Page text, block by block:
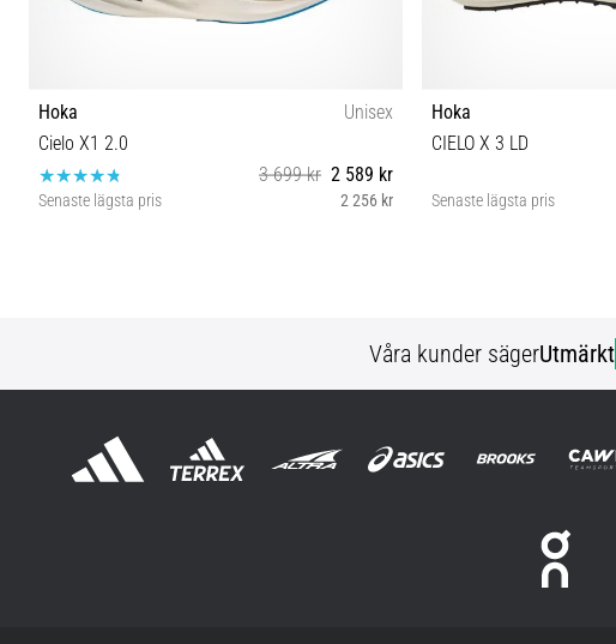
Hoka
Unisex
Cielo X1 2.0
3 699 kr 2 589 kr
Senaste lägsta pris 2 256 kr
Hoka
CIELO X 3 LD
Senaste lägsta pris
Våra kunder sägerUtmärkt